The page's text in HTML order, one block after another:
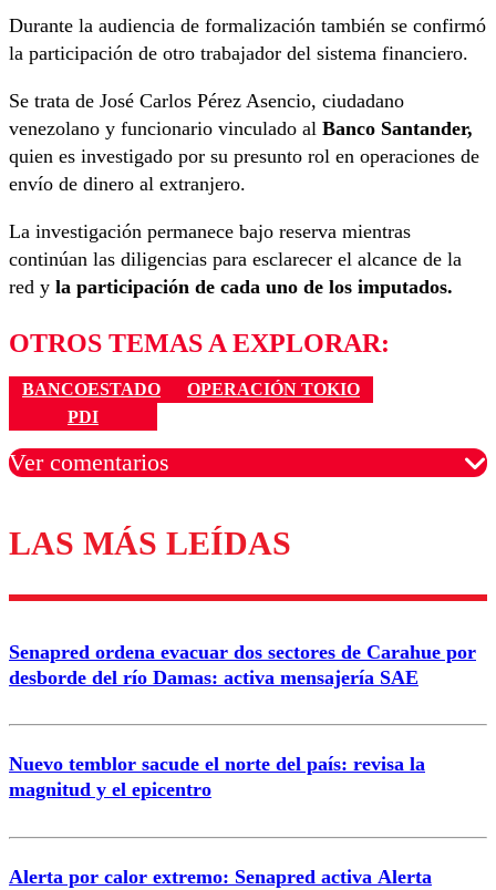
Durante la audiencia de formalización también se confirmó
la participación de otro trabajador del sistema financiero.
Se trata de José Carlos Pérez Asencio, ciudadano
venezolano y funcionario vinculado al Banco Santander,
quien es investigado por su presunto rol en operaciones de
envío de dinero al extranjero.
La investigación permanece bajo reserva mientras
continúan las diligencias para esclarecer el alcance de la
red y la participación de cada uno de los imputados.
OTROS TEMAS A EXPLORAR:
BANCOESTADO
OPERACIÓN TOKIO
PDI
Ver comentarios
Los comentarios son moderados para garantizar un
diálogo respetuoso.
Correo
LAS MÁS LEÍDAS
Senapred ordena evacuar dos sectores de Carahue por
desborde del río Damas: activa mensajería SAE
Nuevo temblor sacude el norte del país: revisa la
magnitud y el epicentro
Alerta por calor extremo: Senapred activa Alerta